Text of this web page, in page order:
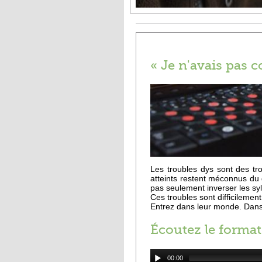
« Je n'avais pas
Les troubles dys sont des
atteints restent méconnus
pas seulement inverser les
Ces troubles sont
Entrez dans leur monde.
Écoutez le
00:00